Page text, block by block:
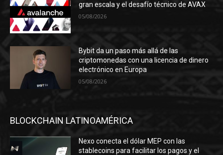
gran escala y el desafío técnico de AVAX
05/08/2026
Bybit da un paso más allá de las
criptomonedas con una licencia de dinero
electrónico en Europa
05/08/2026
BLOCKCHAIN LATINOAMÉRICA
Nexo conecta el dólar MEP con las
stablecoins para facilitar los pagos y el